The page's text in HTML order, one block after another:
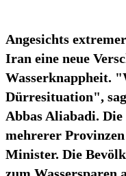
Angesichts
Iran eine neue
Wasserknappheit.
Dürresituation",
Abbas Aliabadi.
mehrerer
Minister. Die